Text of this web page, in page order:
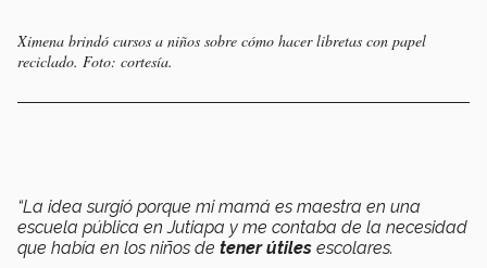
Ximena brindó cursos a niños sobre cómo hacer libretas con papel
reciclado. Foto: cortesía.
“La idea surgió porque mi mamá es maestra en una
escuela pública en Jutiapa y me contaba de la necesidad
que había en los niños de tener útiles escolares.